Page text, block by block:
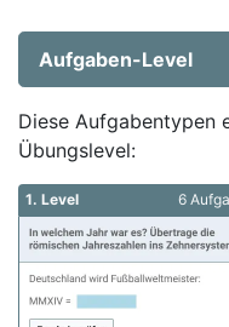
Aufgaben-Level
Diese Aufgabentypen
Übungslevel:
1. Level 6